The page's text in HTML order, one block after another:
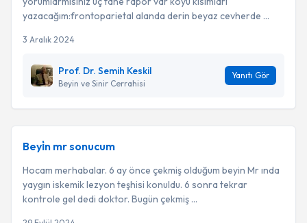
yazacağım:frontoparietal alanda derin beyaz cevherde ...
3 Aralık 2024
Prof. Dr. Semih Keskil
Beyin ve Sinir Cerrahisi
Yanıtı Gör
Beyi̇n mr sonucum
Hocam merhabalar. 6 ay önce çekmiş olduğum beyin Mr ında
yaygın iskemik lezyon teşhisi konuldu. 6 sonra tekrar
kontrole gel dedi doktor. Bugün çekmiş ...